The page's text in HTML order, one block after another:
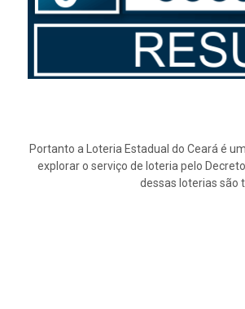
Portanto a Loteria Estadual do Ceará é
explorar o serviço de loteria pelo
dessas loterias são